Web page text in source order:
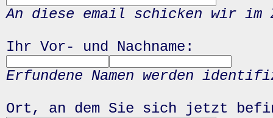
An diese email schicken wir
Ihr Vor- und Nachname:
Erfundene Namen werden
Ort, an dem Sie sich jetzt